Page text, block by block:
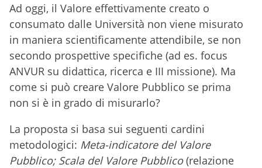
Ad oggi, il Valore effettivamente creato o
consumato dalle Università non viene misurato
in maniera scientificamente attendibile, se non
secondo prospettive specifiche (ad es. focus
ANVUR su didattica, ricerca e III missione). Ma
come si può creare Valore Pubblico se prima
non si è in grado di misurarlo?
La proposta si basa sui seguenti cardini
metodologici: Meta-indicatore del Valore
Pubblico; Scala del Valore Pubblico(relazione